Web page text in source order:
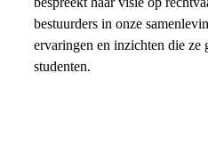
bestuurders in onze
ervaringen en inzichten die ze
studenten.